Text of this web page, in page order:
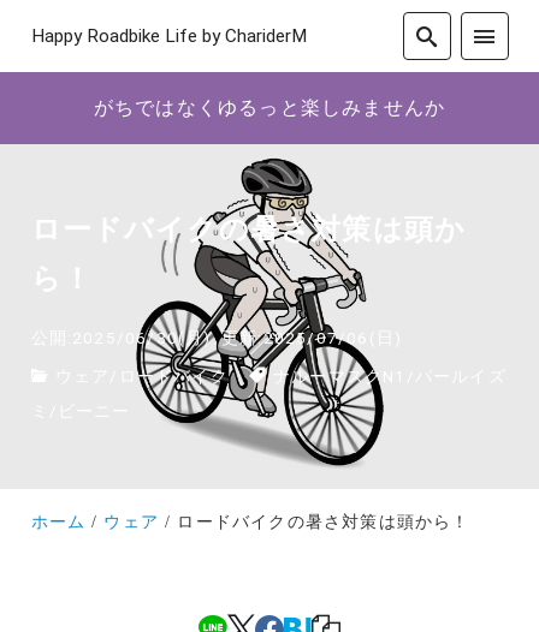
Happy Roadbike Life by ChariderM
がちではなくゆるっと楽しみませんか
ロードバイクの暑さ対策は頭か
公開:2025/06/30(月) 更新:2025/07/06(日)
ロードバイク ナルーマスクN1
ホーム ウェア ロードバイクの暑さ対策は頭から！